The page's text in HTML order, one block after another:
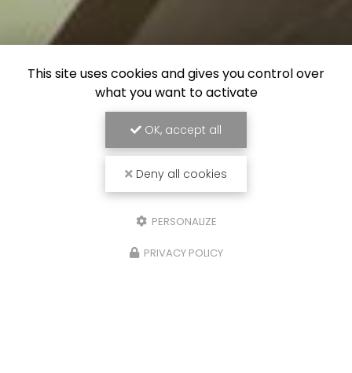
This site uses cookies and gives you control over
what you want to activate
OK, accept all
Deny all cookies
PERSONALIZE
PRIVACY POLICY